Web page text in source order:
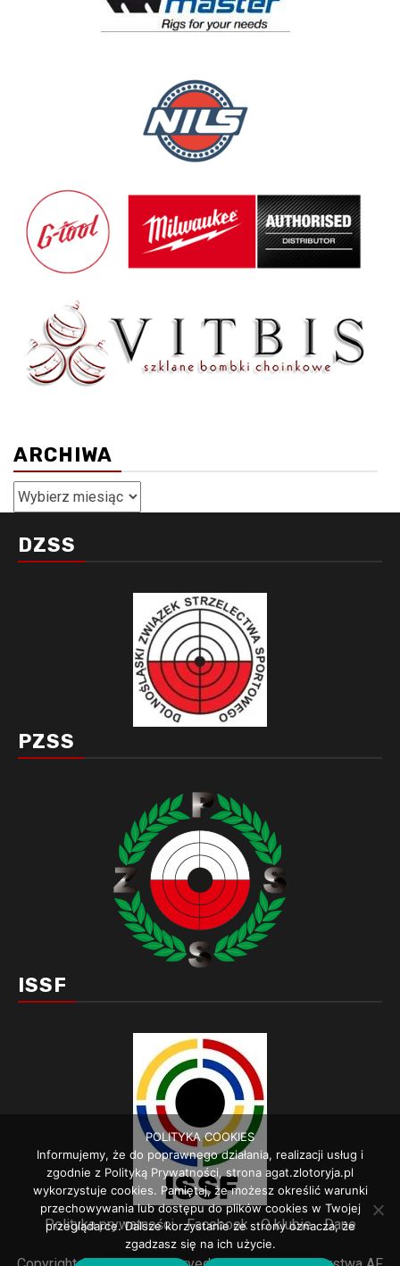
ARCHIWA
Archiwa
DZSS
PZSS
ISSF
Polityka prywatności Facebook O klubie Dane
POLITYKA COOKIES
Informujemy, że do poprawnego działania, realizacji usług i
zgodnie z Polityką Prywatności, strona agat.zlotoryja.pl
wykorzystuje cookies. Pamiętaj, że możesz określić warunki
przechowywania lub dostępu do plików cookies w Twojej
przeglądarce. Dalsze korzystanie ze strony oznacza, że
zgadzasz się na ich użycie.